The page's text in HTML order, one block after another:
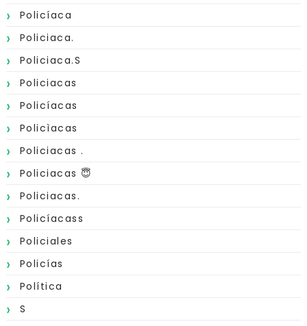
Policíaca
Policiaca.
Policiaca.s
Policiacas
Policíacas
Policìacas
Policiacas .
Policiacas 😇
Policiacas.
Policíacass
Policiales
Policías
Política
S